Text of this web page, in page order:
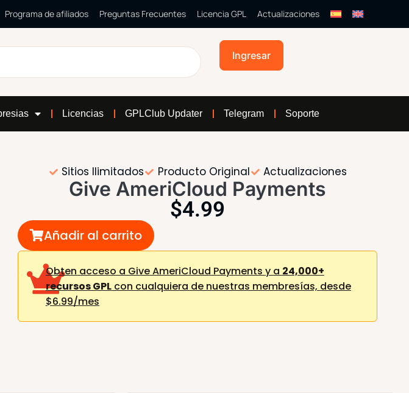
Programa de afiliados Preguntas Frecuentes Licencia GPL Actualizaciones
Ingresar
Licencias GPLClub Updater Telegram Soporte
Sitios Ilimitados Producto Original Actualizaciones
Give AmeriCloud Payments
$4.99
Añadir al carrito
Obten acceso a Give AmeriCloud Payments y a 24,000+
recursos GPLcon cualquiera de nuestras membresías, desde
$6.99/mes